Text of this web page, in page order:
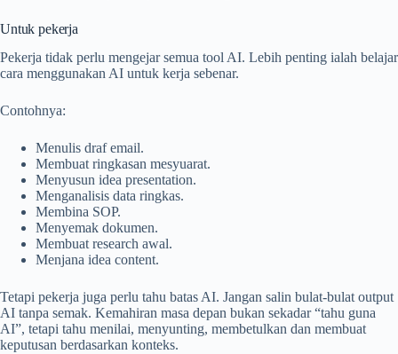
Untuk pekerja
Pekerja tidak perlu mengejar semua tool AI. Lebih penting ialah belajar
cara menggunakan AI untuk kerja sebenar.
Contohnya:
Menulis draf email.
Membuat ringkasan mesyuarat.
Menyusun idea presentation.
Menganalisis data ringkas.
Membina SOP.
Menyemak dokumen.
Membuat research awal.
Menjana idea content.
Tetapi pekerja juga perlu tahu batas AI. Jangan salin bulat-bulat output
AI tanpa semak. Kemahiran masa depan bukan sekadar “tahu guna
AI”, tetapi tahu menilai, menyunting, membetulkan dan membuat
keputusan berdasarkan konteks.